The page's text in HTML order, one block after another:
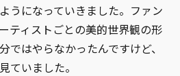
うになっていきました。ファン
ティストごとの美的世界観の形
ではやらなかったんですけど、
ていました。